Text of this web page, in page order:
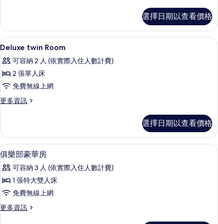
有
相
片
twin
Room
的
情
選擇日期以查看價格
顯
示
Deluxe
twin
Room
的
相
片
客房內保險箱、書桌、遮光布/窗簾、
4
Deluxe twin Room
可容納 2 人 (依實際入住人數計費)
2 張單人床
免費無線上網
更多資訊
更
Room
的
詳
選擇日期以查看價格
顯
示
俱
樂
豪
客房內保險箱、書桌、遮光布/窗簾、
7
俱樂部豪華房
可容納 3 人 (依實際入住人數計費)
1 張特大雙人床
免費無線上網
更多資訊
更